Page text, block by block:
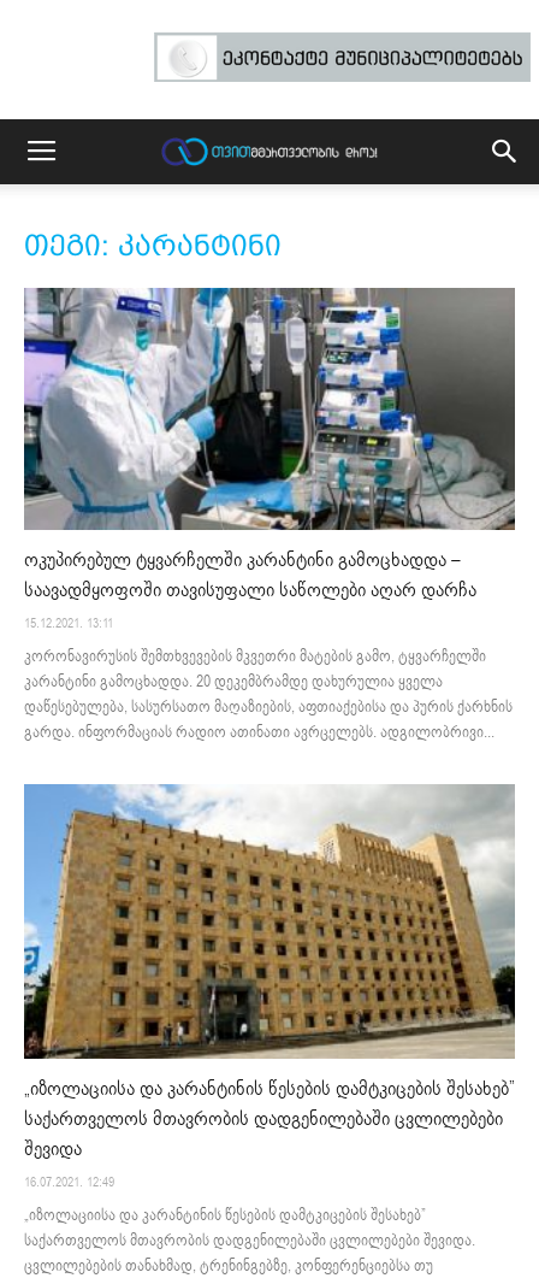
თეგი: კარანტინი
ოკუპირებულ ტყვარჩელში კარანტინი გამოცხადდა –
საავადმყოფოში თავისუფალი საწოლები აღარ დარჩა
15.12.2021. 13:11
კორონავირუსის შემთხვევების მკვეთრი მატების გამო, ტყვარჩელში
კარანტინი გამოცხადდა. 20 დეკემბრამდე დახურულია ყველა
დაწესებულება, სასურსათო მაღაზიების, აფთიაქებისა და პურის ქარხნის
გარდა. ინფორმაციას რადიო ათინათი ავრცელებს. ადგილობრივი...
„იზოლაციისა და კარანტინის წესების დამტკიცების შესახებ”
საქართველოს მთავრობის დადგენილებაში ცვლილებები
შევიდა
16.07.2021. 12:49
„იზოლაციისა და კარანტინის წესების დამტკიცების შესახებ”
საქართველოს მთავრობის დადგენილებაში ცვლილებები შევიდა.
ცვლილებების თანახმად, ტრენინგებზე, კონფერენციებსა თუ